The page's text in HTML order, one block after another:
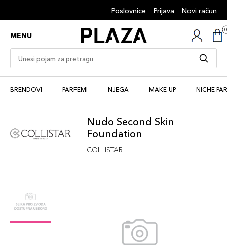
Poslovnice Prijava Novi račun
MENU
BRENDOVI PARFEMI NJEGA MAKE-UP NICHE
Nudo Second Skin
Foundation
COLLISTAR